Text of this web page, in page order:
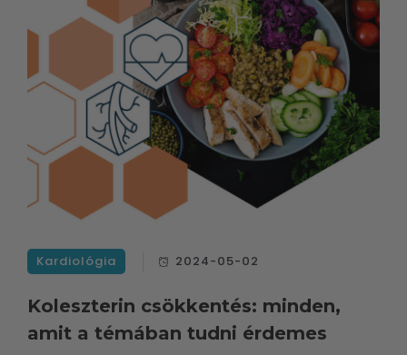
Kardiológia 2024-05-02
Koleszterin csökkentés: minden,
amit a témában tudni érdemes